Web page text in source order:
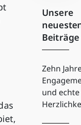
Unsere
Beiträge
Zehn
und echte